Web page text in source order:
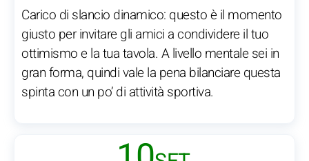
Carico di slancio dinamico: questo è il momento
giusto per invitare gli amici a condividere il tuo
ottimismo e la tua tavola. A livello mentale sei in
gran forma, quindi vale la pena bilanciare questa
spinta con un po’ di attività sportiva.